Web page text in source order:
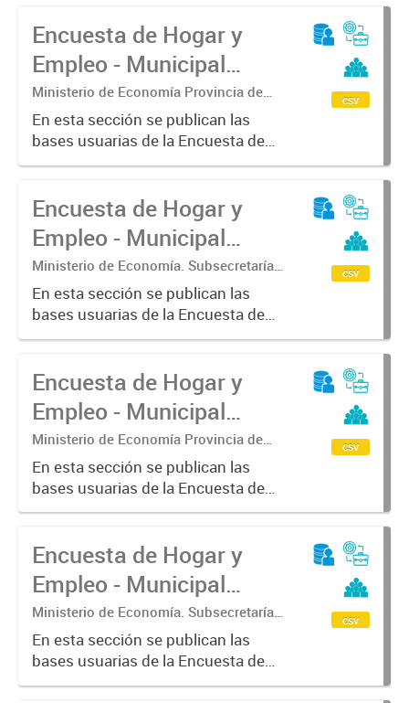
Encuesta de Hogar y
Empleo - Municipal
(EHE-M) - Pehuajó
Ministerio de Economía Provincia de
Buenos Aires. Subsecretaria de
Coordinación económica y estadística.
Dirección Provincial de Estadística
En esta sección se publican las
bases usuarias de la Encuesta de
Hogar y Empleo - Municipal (EHE-
csv
Encuesta de Hogar y
Empleo - Municipal
(EHE-M) - Pergamino
Ministerio de Economía. Subsecretaría
de Coordinación Económica y
Estadística. Dirección Provincial de
Estadística.
En esta sección se publican las
bases usuarias de la Encuesta de
Hogar y Empleo - Municipal (EHE-
csv
Encuesta de Hogar y
Empleo - Municipal
(EHE-M) - Saladillo
Ministerio de Economía Provincia de
Buenos Aires. Subsecretaria de
Coordinación económica y estadística.
Dirección Provincial de Estadística
En esta sección se publican las
bases usuarias de la Encuesta de
Hogar y Empleo - Municipal (EHE-
csv
Encuesta de Hogar y
Empleo - Municipal
(EHE-M) - Tandil
Ministerio de Economía. Subsecretaría
de Coordinación Económica y
Estadística. Dirección Provincial de
Estadística.
En esta sección se publican las
bases usuarias de la Encuesta de
Hogar y Empleo - Municipal (EHE-
csv